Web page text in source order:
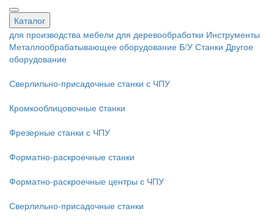
Каталог
для производства мебели для деревообработки Инструменты
Металлообрабатывающее оборудование Б/У Станки Другое
оборудование
Сверлильно-присадочные станки с ЧПУ
Кромкооблицовочные cтанки
Фрезерные станки с ЧПУ
Форматно-раскроечные станки
Форматно-раскроечные центры с ЧПУ
Сверлильно-присадочные станки